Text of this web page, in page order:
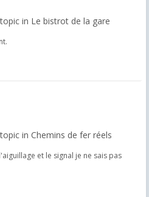
in Le bistrot de la gare
in Chemins de fer réels
et le signal je ne sais pas